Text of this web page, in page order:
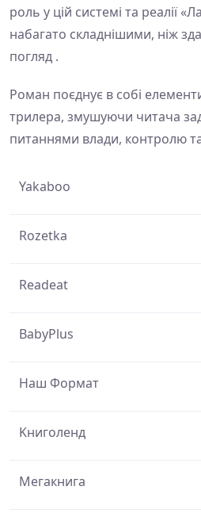
роль у цій системі та реалії
набагато складнішими, ніж
погляд .
Роман поєднує в собі
трилера, змушуючи читача
питаннями влади, контролю та
Yakaboo
Rozetka
Readeat
BabyPlus
Наш Формат
Kниголенд
Mегакнига